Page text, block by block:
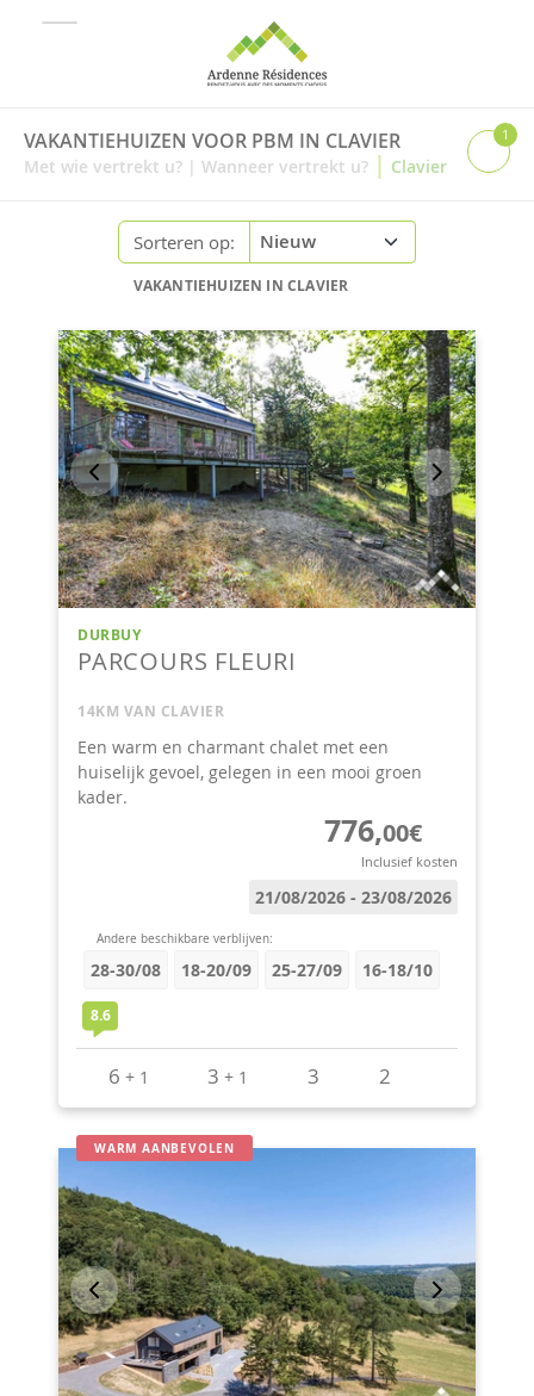
VAKANTIEHUIZEN VOOR PBM IN CLAVIER
Met wie vertrekt u? | Wanneer vertrekt u? | Clavier
1
Sorteren op:
VAKANTIEHUIZEN IN CLAVIER